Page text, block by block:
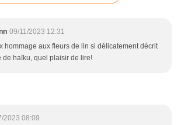
09/11/2023 12:31
hommage aux fleurs de lin si délicatement décrit
de haïku, quel plaisir de lire!
2023 08:09